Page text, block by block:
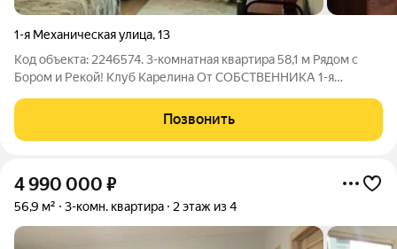
1-я Механическая улица,13
Код объекта: 2246574. 3-комнатная квартира 58,1 м Рядом с
Бором и Рекой! Клуб Карелина От СОБСТВЕННИКА 1-я
Продается уютная
Позвонить
4 990 000 ₽
56,9 м² 3-комн. квартира 2 этаж из 4